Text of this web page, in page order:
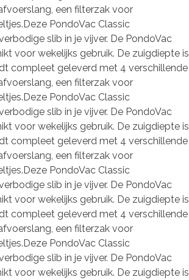
een filterzak voor
PondoVac Classic
slib in je vijver. De PondoVac
voor wekelijks gebruik. De zuigdiepte is
compleet geleverd met 4 verschillende
een filterzak voor
PondoVac Classic
slib in je vijver. De PondoVac
voor wekelijks gebruik. De zuigdiepte is
compleet geleverd met 4 verschillende
een filterzak voor
PondoVac Classic
slib in je vijver. De PondoVac
voor wekelijks gebruik. De zuigdiepte is
compleet geleverd met 4 verschillende
een filterzak voor
PondoVac Classic
slib in je vijver. De PondoVac
voor wekelijks gebruik. De zuigdiepte is